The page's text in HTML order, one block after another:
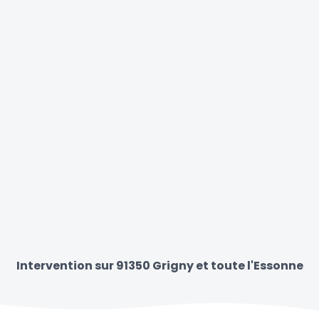
Intervention sur 91350 Grigny et toute l'Essonne